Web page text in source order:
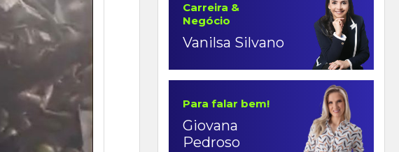
Carreira &
Negócio
Vanilsa Silvano
Para falar bem!
Giovana
Pedroso